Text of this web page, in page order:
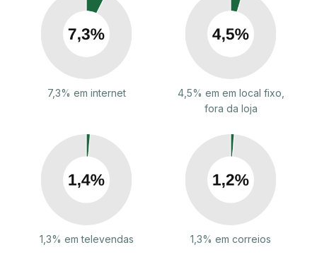
7,3% em internet
4,5% em em local fixo,
fora da loja
1,3% em televendas 1,3% em correios